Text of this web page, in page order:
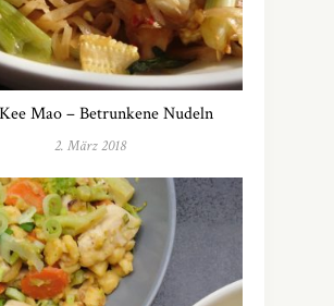
Mao – Betrunkene Nudeln
2. März 2018